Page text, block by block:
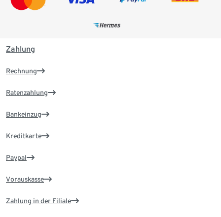
Zahlung
Rechnung
Ratenzahlung
Bankeinzug
Kreditkarte
Paypal
Vorauskasse
Zahlung in der Filiale